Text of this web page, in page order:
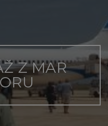
Z MAR